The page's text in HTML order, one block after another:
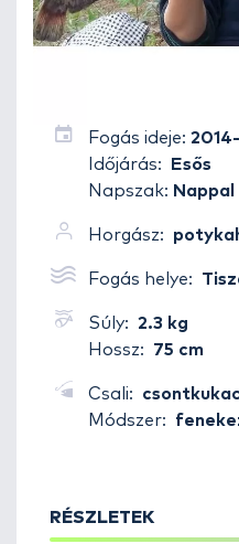
Fogás ideje:
Időjárás:
Esős
Napszak: Nappal
Horgász:
Fogás helye:
Súly: 2.3 kg
Hossz:
75 cm
Csali:
csontkukac
Módszer:
RÉSZLETEK